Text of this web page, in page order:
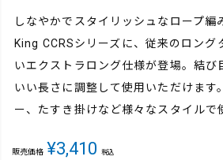
しなやかでスタイリッシュなロープ編
King CCRSシリーズに、従来のロン
いエクストラロング仕様が登場。結び
いい長さに調整して使用いただけます
ー、たすき掛けなど様々なスタイルで
販売価格 ¥3,410 税込